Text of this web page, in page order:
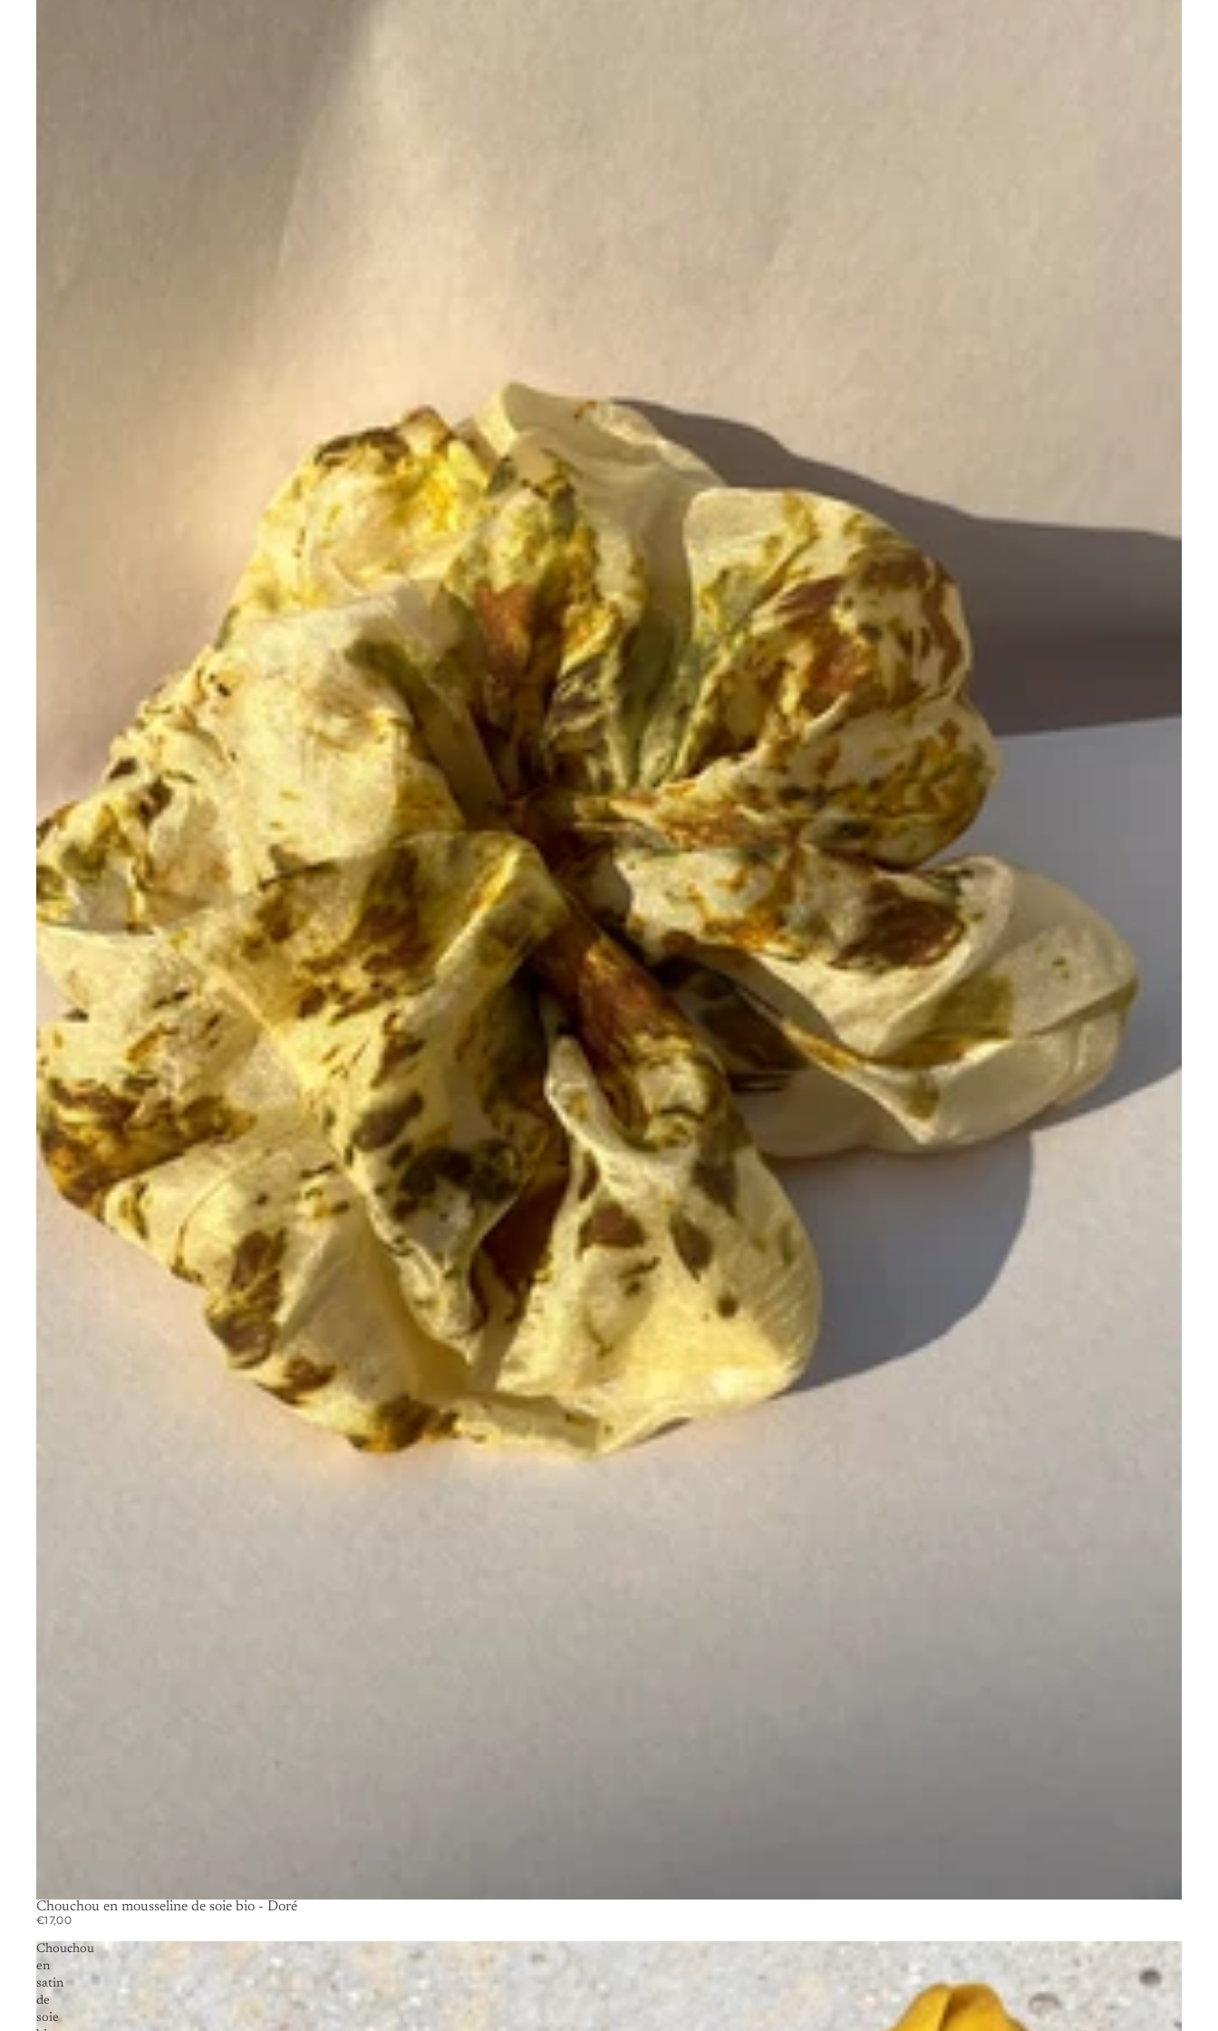
Chouchou en mousseline de soie bio - Doré
€17,00
Chouchou
en
satin
de
soie